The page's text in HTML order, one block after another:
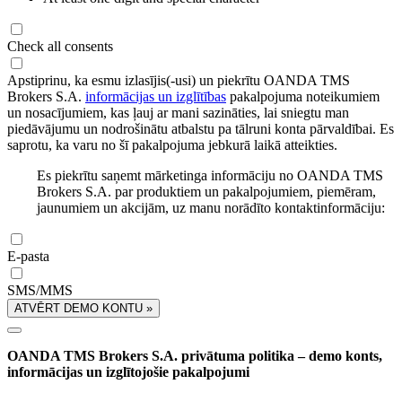
Check all consents
Apstiprinu, ka esmu izlasījis(-usi) un piekrītu OANDA TMS
Brokers S.A. informācijas un izglītības pakalpojuma noteikumiem
un nosacījumiem, kas ļauj ar mani sazināties, lai sniegtu man
piedāvājumu un nodrošinātu atbalstu pa tālruni konta pārvaldībai. Es
saprotu, ka varu no šī pakalpojuma jebkurā laikā atteikties.
Es piekrītu saņemt mārketinga informāciju no OANDA TMS
Brokers S.A. par produktiem un pakalpojumiem, piemēram,
jaunumiem un akcijām, uz manu norādīto kontaktinformāciju:
E-pasta
SMS/MMS
ATVĒRT DEMO KONTU »
OANDA TMS Brokers S.A. privātuma politika – demo konts,
informācijas un izglītojošie pakalpojumi